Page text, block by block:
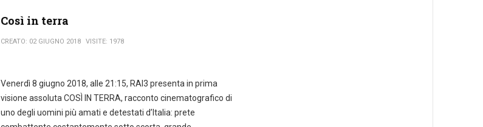
Così in terra
CREATO: 02 GIUGNO 2018 VISITE: 1978
Venerdì 8 giugno 2018, alle 21:15, RAI3 presenta in prima
visione assoluta COSÌ IN TERRA, racconto cinematografico di
uno degli uomini più amati e detestati d’Italia: prete